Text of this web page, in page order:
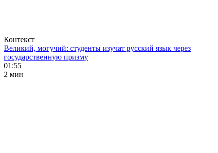
Контекст
Великий, могучий: студенты изучат русский язык через
государственную призму
01:55
2 мин